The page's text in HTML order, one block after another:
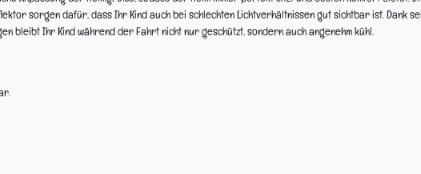
sorgen dafür, dass Ihr Kind auch bei schlechten Lichtverhältnissen gut sichtbar ist. Dank
bleibt Ihr Kind während der Fahrt nicht nur geschützt, sondern auch angenehm kühl.